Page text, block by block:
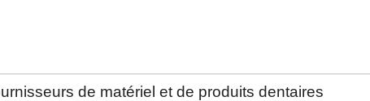
de matériel et de produits dentaires